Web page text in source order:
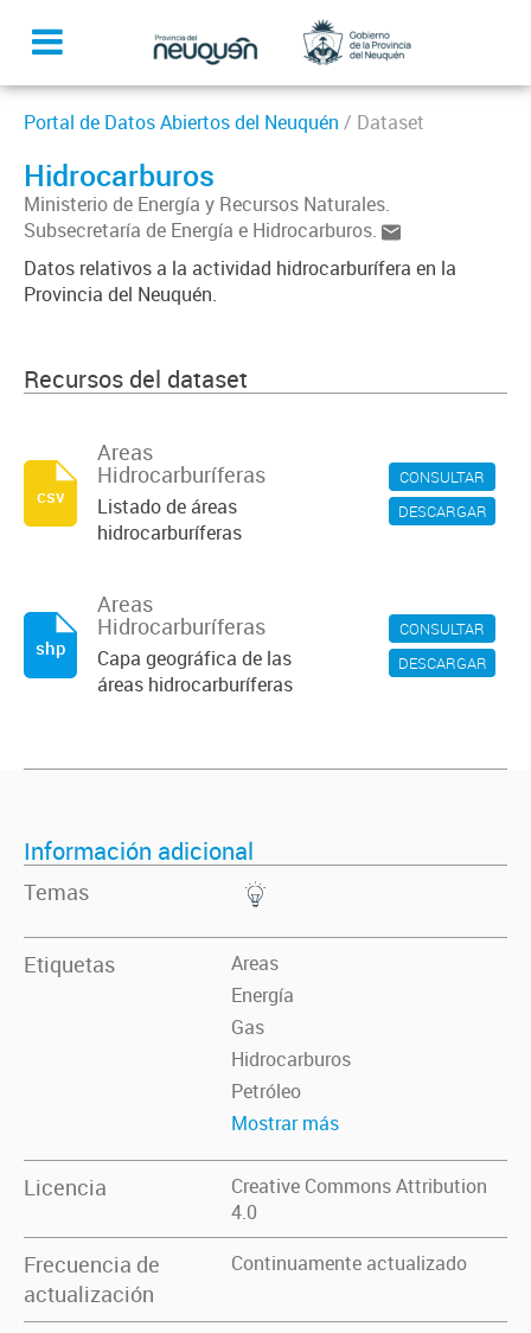
Portal de Datos Abiertos del Neuquén / Dataset
Hidrocarburos
Ministerio de Energía y Recursos Naturales.
Subsecretaría de Energía e Hidrocarburos.
Datos relativos a la actividad hidrocarburífera en la
Provincia del Neuquén.
Recursos del dataset
CONSULTAR
DESCARGAR
Areas
Hidrocarburíferas
Listado de áreas
hidrocarburíferas
csv
CONSULTAR
DESCARGAR
Areas
Hidrocarburíferas
Capa geográfica de las
áreas hidrocarburíferas
shp
Información adicional
Temas
Etiquetas
Areas
Energía
Gas
Hidrocarburos
Petróleo
Mostrar más
Licencia
Creative Commons Attribution
4.0
Frecuencia de
actualización
Continuamente actualizado